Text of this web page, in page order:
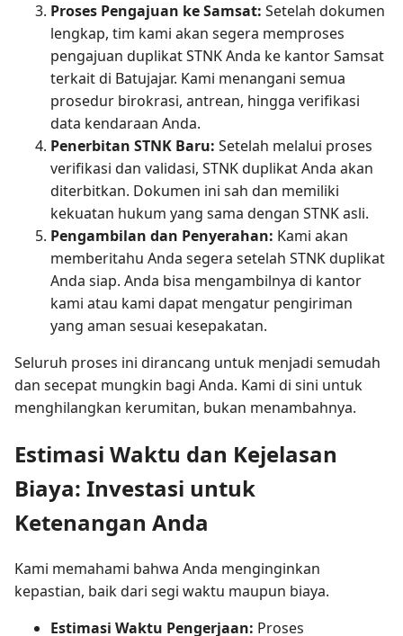
Proses Pengajuan ke Samsat: Setelah dokumen
lengkap, tim kami akan segera memproses
pengajuan duplikat STNK Anda ke kantor Samsat
terkait di Batujajar. Kami menangani semua
prosedur birokrasi, antrean, hingga verifikasi
data kendaraan Anda.
Penerbitan STNK Baru: Setelah melalui proses
verifikasi dan validasi, STNK duplikat Anda akan
diterbitkan. Dokumen ini sah dan memiliki
kekuatan hukum yang sama dengan STNK asli.
Pengambilan dan Penyerahan: Kami akan
memberitahu Anda segera setelah STNK duplikat
Anda siap. Anda bisa mengambilnya di kantor
kami atau kami dapat mengatur pengiriman
yang aman sesuai kesepakatan.
Seluruh proses ini dirancang untuk menjadi semudah
dan secepat mungkin bagi Anda. Kami di sini untuk
menghilangkan kerumitan, bukan menambahnya.
Estimasi Waktu dan Kejelasan
Biaya: Investasi untuk
Ketenangan Anda
Kami memahami bahwa Anda menginginkan
kepastian, baik dari segi waktu maupun biaya.
Estimasi Waktu Pengerjaan: Proses